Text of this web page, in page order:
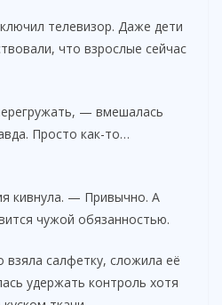
телевизор. Даже дети
что взрослые сейчас
— вмешалась
Просто как-то…
кивнула. — Привычно. А
чужой обязанностью.
салфетку, сложила её
удержать контроль хотя